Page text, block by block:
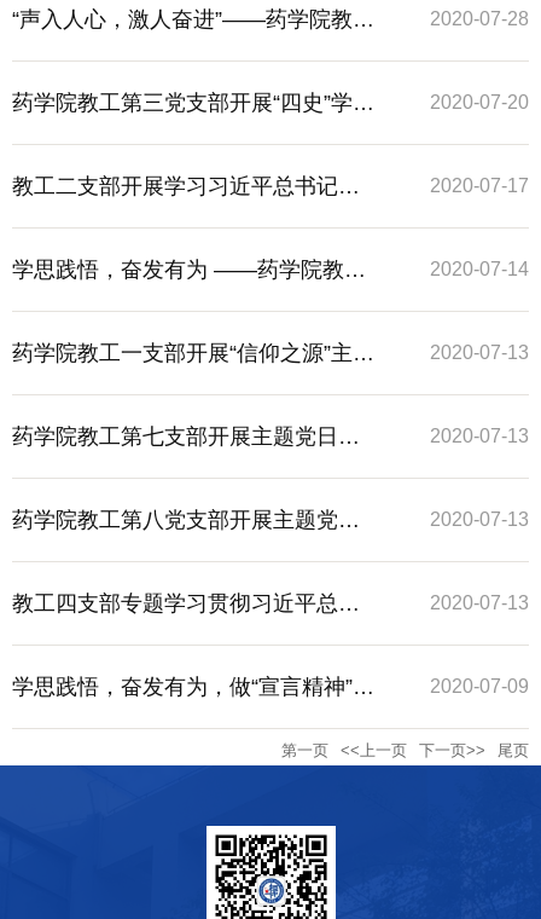
动
“声入人心，激人奋进”——药学院教工
第三党支部、2019级博士生党支部联
合参观国歌展示馆
2020-07-28
药学院教工第三党支部开展“四史”学习
教育系列活动
2020-07-20
教工二支部开展学习习近平总书记重
要回信主题党日活动
2020-07-17
学思践悟，奋发有为 ——药学院教工
第六党支部专题学习习近平总书记重
要回信精神有感
2020-07-14
药学院教工一支部开展“信仰之源”主题
党日活动
2020-07-13
药学院教工第七支部开展主题党日活
动
2020-07-13
药学院教工第八党支部开展主题党日
学习活动
2020-07-13
教工四支部专题学习贯彻习近平总书
记重要回信精神
2020-07-13
学思践悟，奋发有为，做“宣言精神”忠
实传人 ——记药学院教工第五党支部
2020-07-09
第一页 <<上一页 下一页>> 尾页